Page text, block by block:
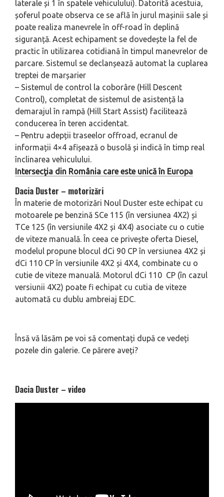
laterale și 1 în spatele vehiculului). Datorită acestuia,
șoferul poate observa ce se află în jurul mașinii sale și
poate realiza manevrele în off-road în deplină
siguranță. Acest echipament se dovedește la fel de
practic în utilizarea cotidiană în timpul manevrelor de
parcare. Sistemul se declanșează automat la cuplarea
treptei de marșarier
– Sistemul de control la coborâre (Hill Descent
Control), completat de sistemul de asistență la
demarajul în rampă (Hill Start Assist) facilitează
conducerea în teren accidentat.
– Pentru adepții traseelor offroad, ecranul de
informații 4×4 afișează o busolă și indică în timp real
înclinarea vehiculului.
Intersecţia din România care este unică în Europa
Dacia Duster – motorizări
În materie de motorizări Noul Duster este echipat cu
motoarele pe benzină SCe 115 (în versiunea 4X2) și
TCe 125 (în versiunile 4X2 și 4X4) asociate cu o cutie
de viteze manuală. În ceea ce privește oferta Diesel,
modelul propune blocul dCi 90 CP în versiunea 4X2 și
dCi 110 CP în versiunile 4X2 și 4X4, combinate cu o
cutie de viteze manuală. Motorul dCi 110 CP (în cazul
versiunii 4X2) poate fi echipat cu cutia de viteze
automată cu dublu ambreiaj EDC.
Însă vă lăsăm pe voi să comentați după ce vedeți
pozele din galerie. Ce părere aveți?
Dacia Duster – video